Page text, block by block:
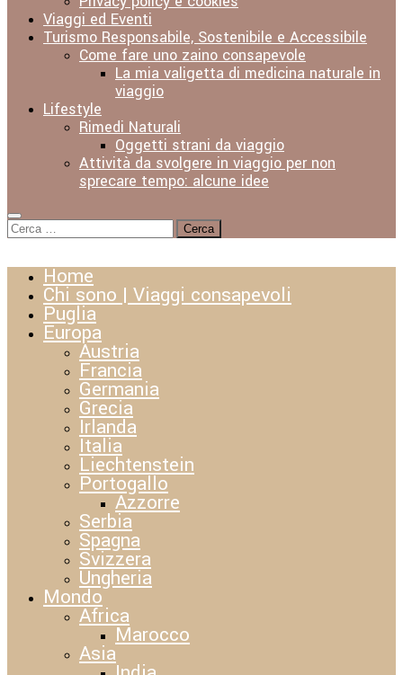
Viaggi ed Eventi
Turismo Responsabile, Sostenibile e Accessibile
Come fare uno zaino consapevole
La mia valigetta di medicina naturale in
viaggio
Lifestyle
Rimedi Naturali
Oggetti strani da viaggio
Attività da svolgere in viaggio per non
sprecare tempo: alcune idee
Ricerca
per:
Home
Chi sono | Viaggi consapevoli
Puglia
Europa
Austria
Francia
Germania
Grecia
Irlanda
Italia
Liechtenstein
Portogallo
Azzorre
Serbia
Spagna
Svizzera
Ungheria
Mondo
Africa
Marocco
Asia